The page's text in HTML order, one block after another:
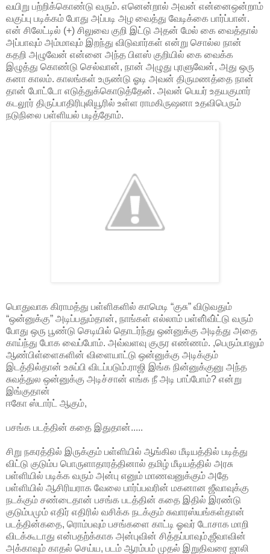
வயிறு பற்றிக்கொண்டு வரும். எனென்றால் அவன் என்னைஒன்றாம்
வகுப்பு படிக்கம் போது அப்படி அழ வைத்து வேடிக்கை பார்ப்பான்.
என் சிலேட்டில் (+) சிலுவை குறி இட்டு அதன் மேல் கை வைத்தால்
அப்பாவும் அம்மாவும் இறந்து விடுவார்கள் என்று சொல்ல நான்
கதறி அழுவேன் என்னை அந்த பிளஸ் குறியில் கை வைக்க
இழுத்து கொண்டு செல்வான், நான் அழுது புரளுவேன், அது ஒரு
கனா காலம். காலங்கள் உருண்டு ஓடி அவன் திருமணத்தை நான்
தான் போட்டோ எடுத்துக்கொடுத்தேன். அவன் பெயர் உதயகுமார்
கடலூர் திருப்பாதிரிபுலியூரில் உள்ள ராமகிருஷனா உதவிபெரும்
நடுநிலை பள்ளியல் படித்தோம்.
பொதுவாக கிராமத்து பள்ளிகளில் காமெடி “குசு” விடுவதும்
“ஒன்னுக்கு” அடிப்பதும்தான், நாங்கள் எல்லாம் பள்ளி்வி்ட்டு வரும்
போது ஒரு பூண்டு செடியில் தொடர்ந்து ஒன்னுக்கு அடித்து அதை
காய்ந்து போக வைப்போம். அவ்வளவு குருர எண்ணம். ,பெரும்பாலும்
ஆண்பிள்ளைகளின் விளையாட்டு ஒன்னுக்கு அடிக்கும்
இடத்தில்தான் உசுப்பி விடப்படும்.ராஜி இங்க நின்னுக்குனு அந்த
சுவத்துல ஒன்னுக்கு அடிச்சான் எங்க நீ அடி பாப்போம்? என்று
இங்குதான்
ஈகோ ஸ்டார்ட் ஆகும்,
பசங்க படத்தின் கதை இதுதான்.....
சிறு நகரத்தில் இருக்கும் பள்ளியில் ஆங்கில மீடியத்தில் படித்து
விட்டு குடும்ப பொருளாதாரத்தினால் தமிழ் மீடியத்தில் அரசு
பள்ளியில் படிக்க வரும் அன்பு எனும் மாணவனுக்கும் அதே
பள்ளியில் ஆசிரியராக வேலை பார்ப்பவரின் மகனான ஜீவாவுக்கு
நடக்கும் சண்டைதான் பசங்க படத்தின் கதை இதில் இரண்டு
குடும்பமும் எதிர் எதிரில் வசிக்க நடக்கும் சுவாரஸ்யங்கள்தான்
படத்தின்கதை, ரொம்பவும் பசங்களை காட்டி ஓவர் டோசாக மாறி
விடக்கூடாது என்பதற்க்காக அன்புவின் சித்தப்பாவும்,ஜீவாவின்
அக்காவும் காதல் செய்ய, படம் ஆரம்பம் முதல் இறுதிவரை ஜாலி